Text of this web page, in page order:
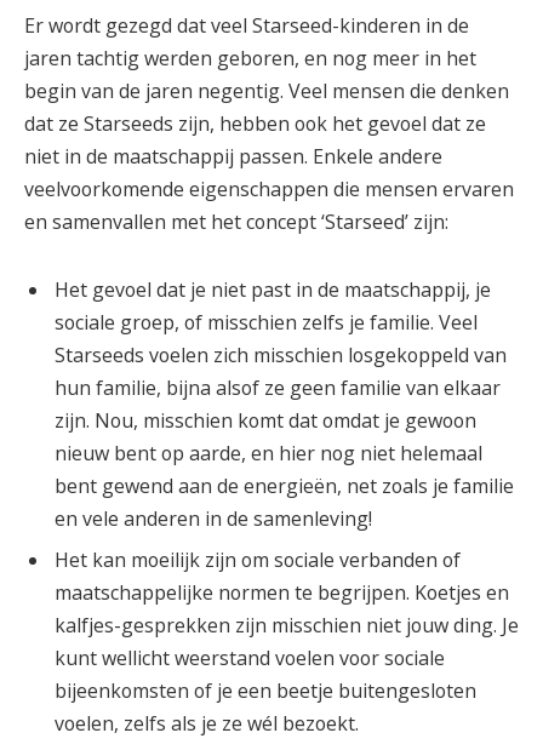
Er wordt gezegd dat veel Starseed-kinderen in de
jaren tachtig werden geboren, en nog meer in het
begin van de jaren negentig. Veel mensen die denken
dat ze Starseeds zijn, hebben ook het gevoel dat ze
niet in de maatschappij passen. Enkele andere
veelvoorkomende eigenschappen die mensen ervaren
en samenvallen met het concept ‘Starseed’ zijn:
Het gevoel dat je niet past in de maatschappij, je
sociale groep, of misschien zelfs je familie. Veel
Starseeds voelen zich misschien losgekoppeld van
hun familie, bijna alsof ze geen familie van elkaar
zijn. Nou, misschien komt dat omdat je gewoon
nieuw bent op aarde, en hier nog niet helemaal
bent gewend aan de energieën, net zoals je familie
en vele anderen in de samenleving!
Het kan moeilijk zijn om sociale verbanden of
maatschappelijke normen te begrijpen. Koetjes en
kalfjes-gesprekken zijn misschien niet jouw ding. Je
kunt wellicht weerstand voelen voor sociale
bijeenkomsten of je een beetje buitengesloten
voelen, zelfs als je ze wél bezoekt.